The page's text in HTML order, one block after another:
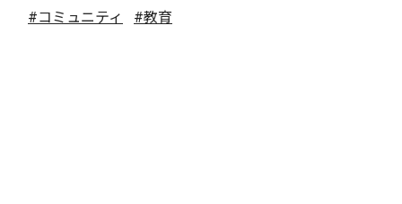
#コミュニティ #教育